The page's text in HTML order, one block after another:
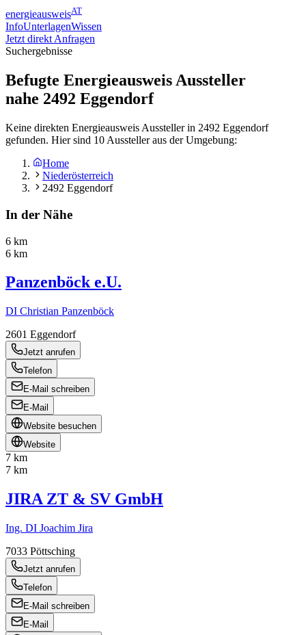
energieausweisAT
InfoUnterlagenWissen
Jetzt direkt Anfragen
Suchergebnisse
Befugte Energieausweis Aussteller
nahe 2492 Eggendorf
Keine direkten Energieausweis Aussteller in 2492 Eggendorf
gefunden. Hier sind 10 Aussteller aus der Umgebung:
Home
Niederösterreich
2492 Eggendorf
In der Nähe
6 km
6 km
Panzenböck e.U.
DI Christian Panzenböck
2601 Eggendorf
Jetzt anrufen
Telefon
E-Mail schreiben
E-Mail
Website besuchen
Website
7 km
7 km
JIRA ZT & SV GmbH
Ing. DI Joachim Jira
7033 Pöttsching
Jetzt anrufen
Telefon
E-Mail schreiben
E-Mail